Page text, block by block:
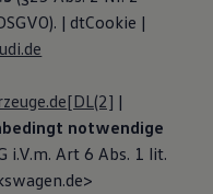
| dtCookie |
[DL(2] |
notwendige
i.V.m. Art 6 Abs. 1 lit.